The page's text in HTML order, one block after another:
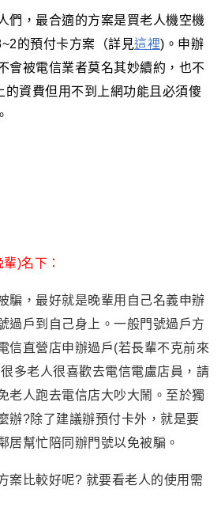
們 ， 最合適的方案是買老人機空機
的預付卡方案（詳見這裡)。申辦
會被電信業者莫名其妙續約 ， 也不
的資費但用不到上網功能且必須傻
)名下：
騙 ， 最好就是晚輩用自己名義申辦
過戶到自己身上 。 一般門號過戶方
信直營店申辦過戶(若長輩不克前來
很多老人很喜歡去電信電盧店員 ， 請
老人跑去電信店大吵大鬧。至於獨
辦?除了建議辦預付卡外，就是要
居幫忙陪同辦門號以免被騙。
案比較好呢? 就要看老人的使用需